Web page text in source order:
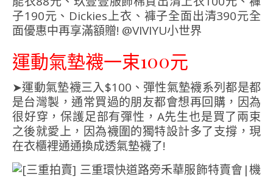
運動氣墊襪一束100元
➤運動氣墊襪三入$100、彈性氣墊襪系列都是都
是台灣製，通常買過的朋友都會想再回購，因為
很好穿，保護足部有彈性，A先生也是買了兩束
之後就愛上，因為襪圍的獨特設計多了支撐，現
在衣櫃裡通通換成透氣墊襪了!